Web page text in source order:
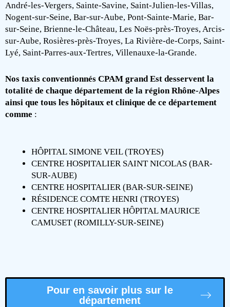
André-les-Vergers, Sainte-Savine, Saint-Julien-les-Villas,
Nogent-sur-Seine, Bar-sur-Aube, Pont-Sainte-Marie, Bar-
sur-Seine, Brienne-le-Château, Les Noës-près-Troyes, Arcis-
sur-Aube, Rosières-près-Troyes, La Rivière-de-Corps, Saint-
Lyé, Saint-Parres-aux-Tertres, Villenauxe-la-Grande.
Nos taxis conventionnés CPAM grand Est desservent la
totalité de chaque département de la région Rhône-Alpes
ainsi que tous les hôpitaux et clinique de ce département
comme :
HÔPITAL SIMONE VEIL (TROYES)
CENTRE HOSPITALIER SAINT NICOLAS (BAR-
SUR-AUBE)
CENTRE HOSPITALIER (BAR-SUR-SEINE)
RÉSIDENCE COMTE HENRI (TROYES)
CENTRE HOSPITALIER HÔPITAL MAURICE
CAMUSET (ROMILLY-SUR-SEINE)
Pour en savoir plus sur le
département